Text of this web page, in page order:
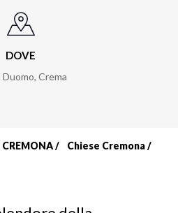
DOVE
Duomo, Crema
CREMONA
Chiese Cremona